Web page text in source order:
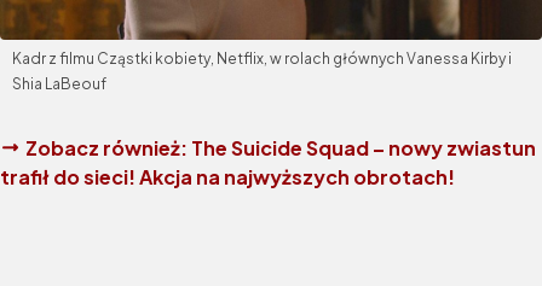
Kadr z filmu Cząstki kobiety, Netflix, w rolach głównych Vanessa Kirby i
Shia LaBeouf
Zobacz również: The Suicide Squad – nowy zwiastun
trafił do sieci! Akcja na najwyższych obrotach!